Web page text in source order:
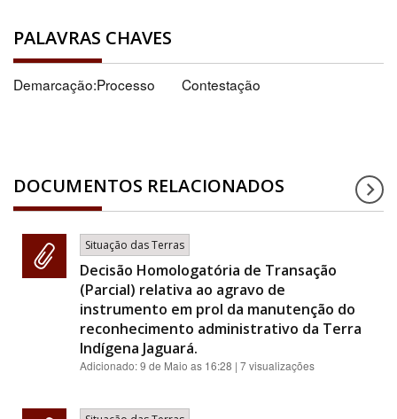
PALAVRAS CHAVES
Demarcação:Processo Contestação
DOCUMENTOS RELACIONADOS
Situação das Terras
Decisão Homologatória de Transação
(Parcial) relativa ao agravo de
instrumento em prol da manutenção do
reconhecimento administrativo da Terra
Indígena Jaguará.
Adicionado:9 de Maio as 16:28 | 7 visualizações